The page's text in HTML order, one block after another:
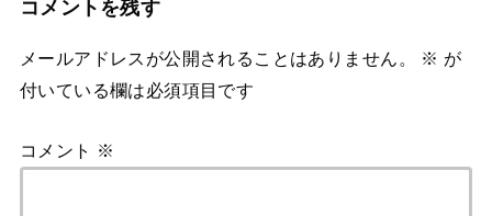
コメントを残す
メールアドレスが公開されることはありません。 ※ が
付いている欄は必須項目です
コメント ※